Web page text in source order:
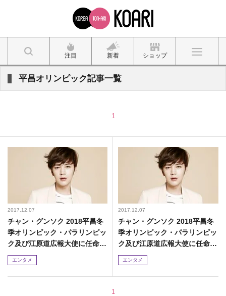
注目 新着 ショップ
平昌オリンピック記事一覧
1
2017.12.07
チャン・グンソク 2018平昌冬
季オリンピック・パラリンピッ
ク及び江原道広報大使に任命!
平昌冬季パラリンピックに201
8名を招待!
エンタメ
2017.12.07
チャン・グンソク 2018平昌冬
季オリンピック・パラリンピッ
ク及び江原道広報大使に任命!
平昌冬季パラリンピックに201
8名を招待!
エンタメ
1